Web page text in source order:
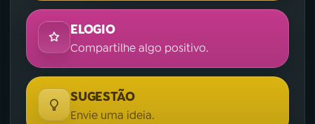
ELOGIO
Compartilhe algo positivo.
SUGESTÃO
Envie uma ideia.